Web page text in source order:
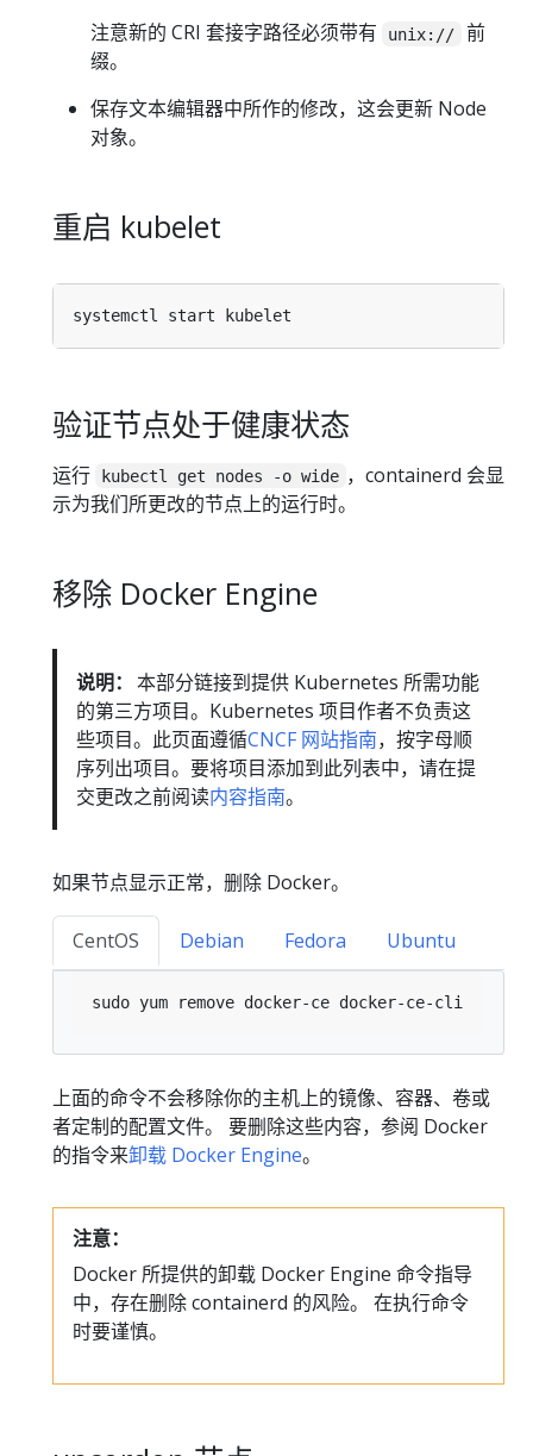
注意新的 CRI 套接字路径必须带有
unix://
前
缀。
保存文本编辑器中所作的修改，这会更新 Node
对象。
重启 kubelet
验证节点处于健康状态
运行 kubectl get nodes -o wide ，containerd 会显
示为我们所更改的节点上的运行时。
移除 Docker Engine
说明： 本部分链接到提供 Kubernetes 所需功能
的第三方项目。Kubernetes 项目作者不负责这
些项目。此页面遵循CNCF 网站指南，按字母顺
序列出项目。要将项目添加到此列表中，请在提
交更改之前阅读内容指南。
如果节点显示正常，删除 Docker。
CentOS Debian Fedora Ubuntu
上面的命令不会移除你的主机上的镜像、容器、卷或
者定制的配置文件。 要删除这些内容，参阅 Docker
的指令来卸载 Docker Engine。
注意：
Docker 所提供的卸载 Docker Engine 命令指导
中，存在删除 containerd 的风险。 在执行命令
时要谨慎。